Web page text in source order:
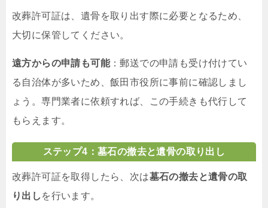
改葬許可証は、遺骨を取り出す際に必要となるため、
大切に保管してください。
遠方からの申請も可能：郵送での申請も受け付けてい
る自治体が多いため、飯田市役所に事前に確認しまし
ょう。専門業者に依頼すれば、この手続きも代行して
もらえます。
ステップ4：墓石の撤去と遺骨の取り出し
改葬許可証を取得したら、次は墓石の撤去と遺骨の取
り出し を行います。